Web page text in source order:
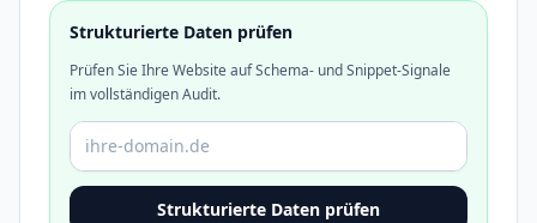
Strukturierte Daten prüfen
Prüfen Sie Ihre Website auf Schema- und Snippet-Signale
im vollständigen Audit.
Domain oder URL
Strukturierte Daten prüfen